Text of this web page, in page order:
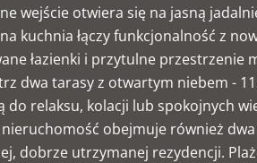
wejście otwiera się na jasną
kuchnia łączy funkcjonalność z
łazienki i przytulne przestrzenie
dwa tarasy z otwartym niebem -
do relaksu, kolacji lub spokojnych
obejmuje również
dobrze utrzymanej rezydencji.